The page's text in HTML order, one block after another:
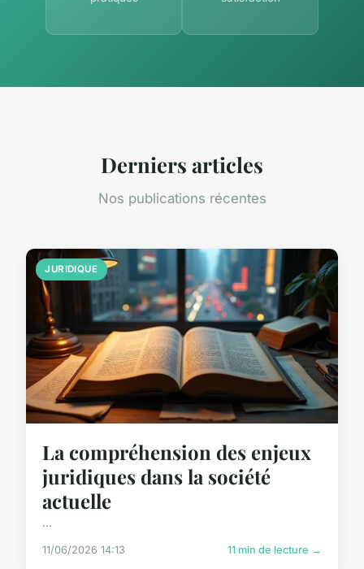
Derniers articles
Nos publications récentes
JURIDIQUE
La compréhension des enjeux
juridiques dans la société
actuelle
...
11/06/2026 14:13 11 min de lecture →